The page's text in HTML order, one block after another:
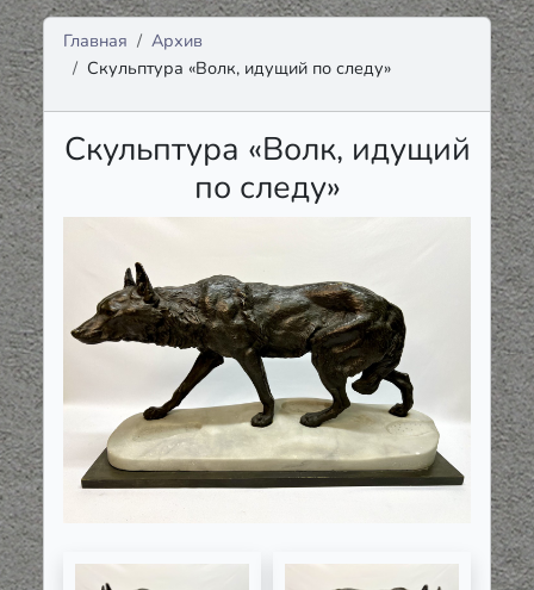
Главная
Архив
Скульптура «Волк, идущий по следу»
Скульптура «Волк, идущий
по следу»